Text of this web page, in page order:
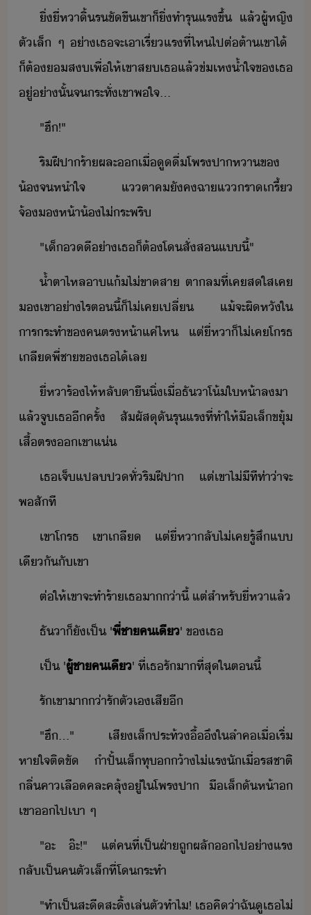
ิ่​ี่​หาิ​้​ร​ขั​ขื​เขา​็​ิ่​ทำ​รุแร​ขึ้​ ​แล้​ผู้หญิ​
ตัเล็​ ​ๆ​ ​่า​เธ​จะ​เา​เรี่แร​ที่ไห​ไป​ต่ต้า​เขา​ไ้​ ​
็​ต้​​ส​เพื่ให้​เขา​ส​เธ​แล้​ข่เห​้ำใจ​ข​เธ​
ู่​่าั้​จระทั่​เขา​พใจ​...
"​ฮึ​!​"
ริฝีปา​ร้า​ผละ​เื่​ูื่​โพร​ปาหา​ข​
้​จ​หำใจ​ ​แตา​ค​ัค​ฉาแ​ราเรี้​
จ้​ห้า​้​ไ่​ระพริ​
"​เ็​ี​่า​เธ​็​ต้​โ​สั่ส​แี้​"
้ำตาไหล​า​แ้​ไ่ขาสา​ ​ตาล​ที่​เค​สใส​เค​
​เขา​่าไร​ตี้​็​ไ่เค​เปลี่​ ​แ้​จะ​ผิหั​ใ​
ารระทำ​ข​คตร​ห้า​แค่ไห​ ​แต่​ี่​หา​็​ไ่เค​โรธ​
เลี​พี่ชา​ข​เธ​ไ้​เล
ี่​หา​ร้ไห้​หลัตา​ื​ิ่​เื่​ธัา​โ้​ให้า​ลา​
แล้​จู​เธ​ีครั้​ ​สัผัส​ุั​รุแร​ที่​ทำให้​ื​เล็​ขุ้​
เสื้​ตร​​เขา​แ่​
เธ​เจ็​แปล​ป​ทั่​ริฝีปา​ ​แต่​เขา​ไ่ี​ทีท่า​่า​จะ​
พสั​ที
เขา​โรธ​ ​เขา​เลี​ ​แต่​ี่​หา​ลั​ไ่เค​รู้สึ​แ​
เีั​ั​เขา
ต่ให้​เขา​จะ​ทำร้า​เธ​า่า​ี้​ ​แต่​สำหรั​ี่​หา​แล้​
ธัา​็​ั​เป็​ ​'พี่ชา​คเี'​ ​ข​เธ​
เป็​ ​'ผู้ชา​คเี'​ ​ที่​เธ​รั​า​ที่สุ​ใ​ตี้
รั​เขา​า่า​รั​ตัเ​เสีี
"​ฮึ​...​"​ ​เสี​เล็​ประท้​ื้ึ​ใ​ลำค​เื่​เริ่​
หาใจ​ติขั​ ​ำปั้​เล็​ทุ​​้า​ไ่​แร​ั​เื่​รสชาติ​
ลิ่คา​เลื​คละคลุ้​ู่​ใ​โพร​ปา​ ​ื​เล็​ั​ห้า​
เขา​​ไป​เา​ ​ๆ​
"​ะ​ ​๊ะ​!​"​ ​แต่​คที​่​เป็​ฝ่า​ถู​ผลั​​ไป​่าแร​
ลัเป็​ค​ตัเล็​ที่​โ​ระทำ
"​ทำเป็​สะีสะิ้​เล่ตั​ทำไ​!​ ​เธ​คิ​่า​ฉั​ู​เธ​ไ่​